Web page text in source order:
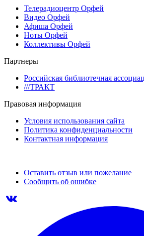
Телерадиоцентр Орфей
Видео Орфей
Афиша Орфей
Ноты Орфей
Коллективы Орфей
Партнеры
Российская библиотечная
///ТРАКТ
Правовая информация
Условия использования сайта
Политика конфиденциальности
Контактная информация
Оставить отзыв или пожелание
Сообщить об ошибке